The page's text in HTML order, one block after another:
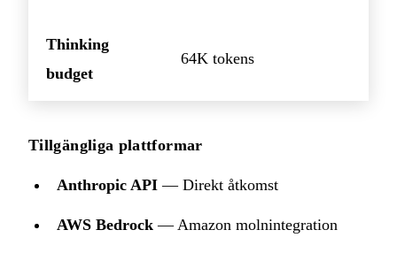
Thinking
budget
64K tokens
Tillgängliga plattformar
Anthropic API — Direkt åtkomst
AWS Bedrock — Amazon molnintegration